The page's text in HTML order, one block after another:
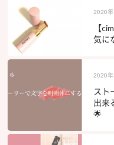
2020
【
気に
2020
スト
出来
🌟